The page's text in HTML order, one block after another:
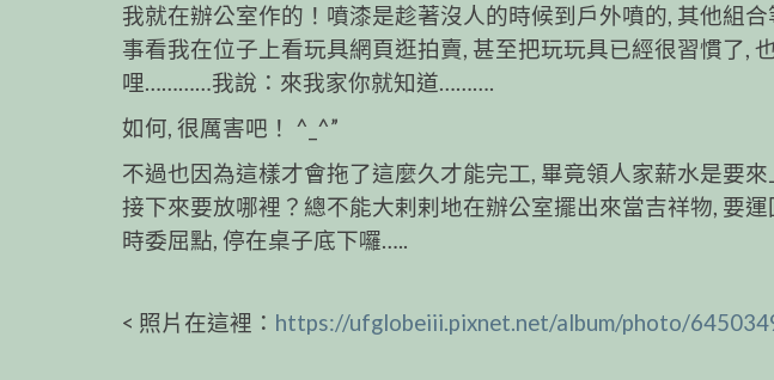
我就在辦公室作的！噴漆是趁著沒人的時候到戶外噴的, 其他組
事看我在位子上看玩具網頁逛拍賣, 甚至把玩玩具已經很習慣了,
哩…………我說：來我家你就知道……….
如何, 很厲害吧！ ^_^”
不過也因為這樣才會拖了這麼久才能完工, 畢竟領人家薪水是要
接下來要放哪裡？總不能大剌剌地在辦公室擺出來當吉祥物, 要
時委屈點, 停在桌子底下囉…..
< 照片在這裡： https://ufglobeiii.pixnet.net/album/photo/